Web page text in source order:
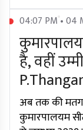
04:07 PM • 04
है, वहीं
अब तक की
कुमारपालयम